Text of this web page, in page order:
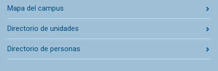
Mapa del campus
Directorio de unidades
Directorio de personas